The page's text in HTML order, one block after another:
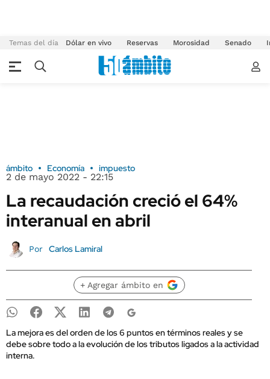
Temas del día Dólar en vivo Reservas Morosidad Senado
ámbito Economía impuesto
2 de mayo 2022 - 22:15
La recaudación creció el 64%
interanual en abril
Por Carlos Lamiral
+ Agregar ámbito en
La mejora es del orden de los 6 puntos en términos reales y se
debe sobre todo a la evolución de los tributos ligados a la actividad
interna.